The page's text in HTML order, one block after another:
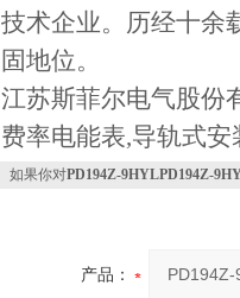
技术企业。历经十余
固地位。
江苏斯菲尔电气股份
费率电能表,导轨式安
如果你对PD194Z-9HYLPD194Z-
产品：